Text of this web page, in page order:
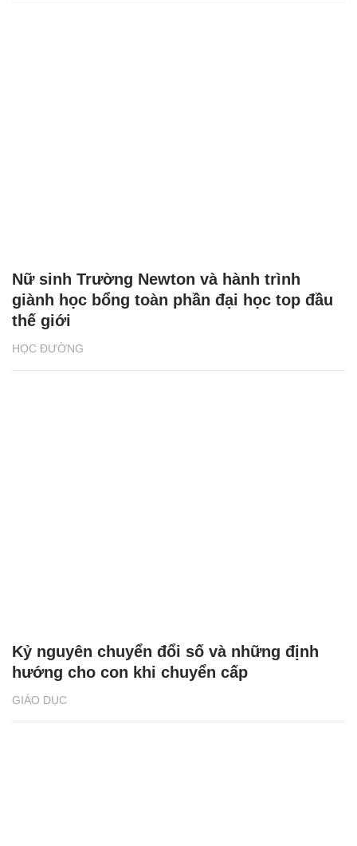
HỌC ĐƯỜNG
Nữ sinh Trường Newton và hành trình
giành học bổng toàn phần đại học top đầu
thế giới
GIÁO DỤC
Kỷ nguyên chuyển đổi số và những định
hướng cho con khi chuyển cấp